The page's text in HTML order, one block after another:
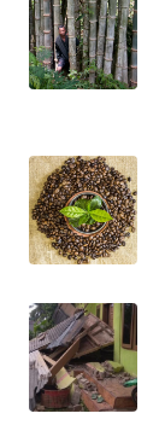
TAPANULI
SELATAN
WN
WN
KARO
WN
SIMALUNGUN
WN
LABUHANBATU